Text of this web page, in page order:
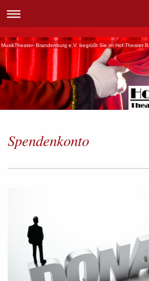
MusikTheater- Brandenburg e.V. begrüßt Sie im Hof-Theater
Spendenkonto